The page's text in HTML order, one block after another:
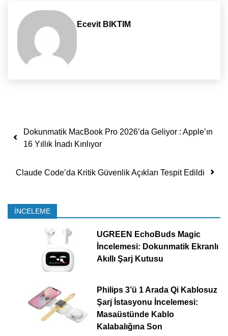
Ecevit BIKTIM
Yazı dolaşımı
Dokunmatik MacBook Pro 2026’da Geliyor : Apple’ın
16 Yıllık İnadı Kırılıyor
Claude Code’da Kritik Güvenlik Açıkları Tespit Edildi
İNCELEME
UGREEN EchoBuds Magic
İncelemesi: Dokunmatik Ekranlı
Akıllı Şarj Kutusu
Philips 3’ü 1 Arada Qi Kablosuz
Şarj İstasyonu İncelemesi:
Masaüstünde Kablo
Kalabalığına Son